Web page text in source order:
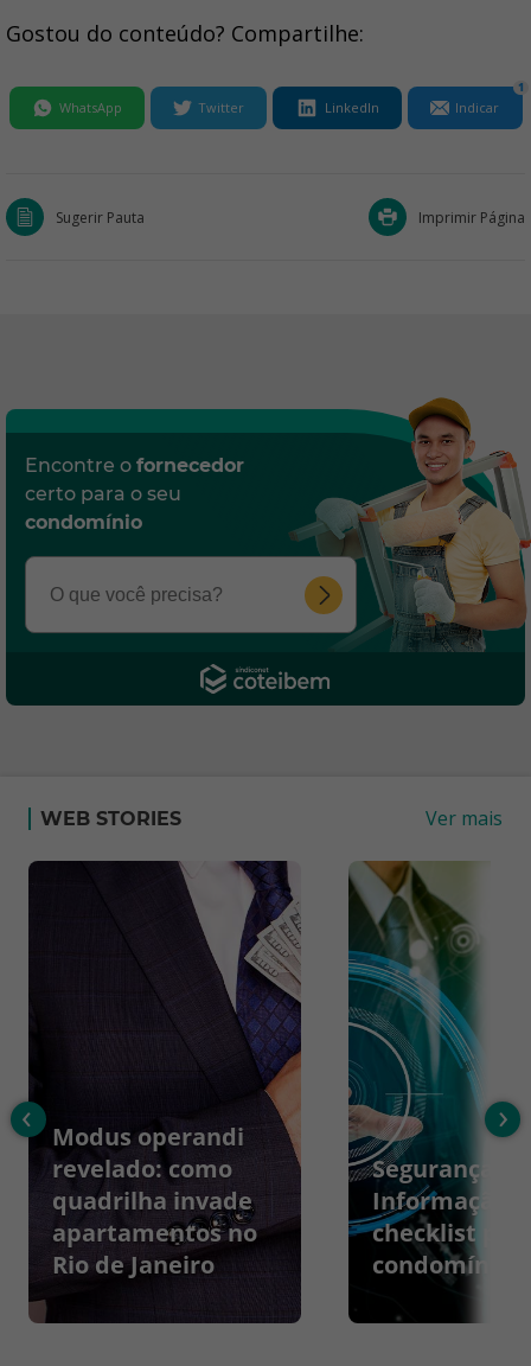
Gostou do conteúdo? Compartilhe:
WhatsApp Twitter LinkedIn Indicar
1
Sugerir Pauta Imprimir Página
Encontre o fornecedor
certo para o seu
condomínio
WEB STORIES Ver mais
Modus operandi
revelado: como
quadrilha invade
apartamentos no
Rio de Janeiro
Segurança da
Informação:
checklist
condomínios
‹ ›